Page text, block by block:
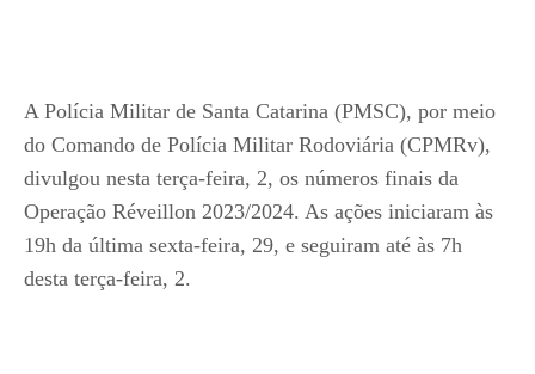
A Polícia Militar de Santa Catarina (PMSC), por meio
do Comando de Polícia Militar Rodoviária (CPMRv),
divulgou nesta terça-feira, 2, os números finais da
Operação Réveillon 2023/2024. As ações iniciaram às
19h da última sexta-feira, 29, e seguiram até às 7h
desta terça-feira, 2.